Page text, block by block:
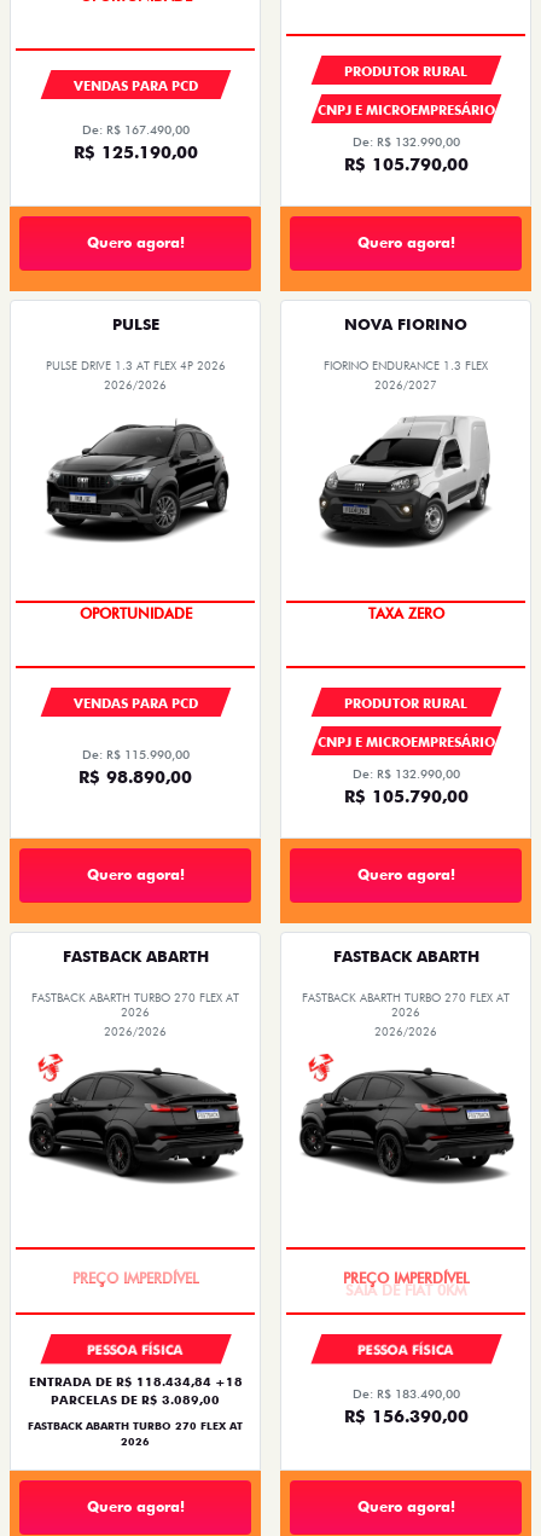
VENDAS PARA PCD
De: R$ 167.490,00
R$ 125.190,00
Quero agora!
PRODUTOR RURAL
CNPJ E MICROEMPRESÁRIO
De: R$ 132.990,00
R$ 105.790,00
Quero agora!
PULSE
PULSE DRIVE 1.3 AT FLEX 4P 2026
2026/2026
OPORTUNIDADE
VENDAS PARA PCD
De: R$ 115.990,00
R$ 98.890,00
Quero agora!
NOVA FIORINO
FIORINO ENDURANCE 1.3 FLEX
2026/2027
TAXA ZERO
PRODUTOR RURAL
CNPJ E MICROEMPRESÁRIO
De: R$ 132.990,00
R$ 105.790,00
Quero agora!
FASTBACK ABARTH
FASTBACK ABARTH TURBO 270 FLEX AT
2026
2026/2026
PESSOA FÍSICA
ENTRADA DE R$ 118.434,84 +18
PARCELAS DE R$ 3.089,00
FASTBACK ABARTH TURBO 270 FLEX AT
2026
Quero agora!
FASTBACK ABARTH
FASTBACK ABARTH TURBO 270 FLEX AT
2026
2026/2026
PESSOA FÍSICA
De: R$ 183.490,00
R$ 156.390,00
Quero agora!